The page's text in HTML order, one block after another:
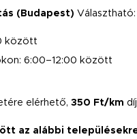
(Budapest)
között
6:00–12:00 között
elérhető, 350 Ft/km
az alábbi